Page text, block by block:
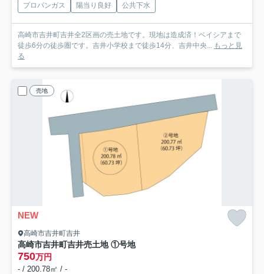
プロパンガス 陽当り良好 公共下水
高崎市吉井町吉井全2区画の売土地です。現地は造成済！ベイシアまで
徒歩6分の徒歩圏です。吉井小学校まで徒歩14分、吉井中央...
もっと見
る
売地
NEW
高崎市吉井町吉井
高崎市吉井町吉井売土地 ①号地
750万円
- / 200.78㎡ / -